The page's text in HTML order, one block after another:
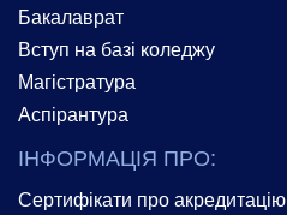
Бакалаврат
Вступ на базі коледжу
Магістратура
Аспірантура
ІНФОРМАЦІЯ ПРО:
Сертифікати про акредитацію